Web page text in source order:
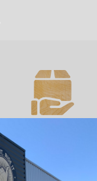
Expédié sous 48h
ouvrées
Chez vous en un rien